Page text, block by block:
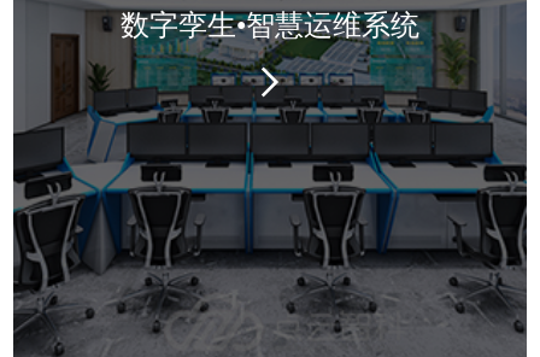
数字孪生•智慧运维系统